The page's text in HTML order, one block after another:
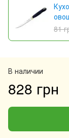
81
В наличии
828 грн